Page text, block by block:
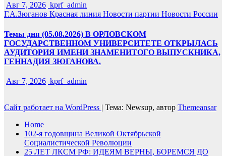
Авг 7, 2026 kprf_admin
Г.А.Зюганов Красная линия Новости партии Новости России
Темы дня (05.08.2026) В ОРЛОВСКОМ
ГОСУДАРСТВЕННОМ УНИВЕРСИТЕТЕ ОТКРЫЛАСЬ
АУДИТОРИЯ ИМЕНИ ЗНАМЕНИТОГО ВЫПУСКНИКА,
ГЕННАДИЯ ЗЮГАНОВА.
Авг 7, 2026 kprf_admin
Сайт работает на WordPress | Тема: Newsup, автор Themeansar
Home
102-я годовщина Великой Октябрьской
Социалистической Революции
25 ЛЕТ ЛКСМ РФ: ИДЕЯМ ВЕРНЫ, БОРЕМСЯ ДО